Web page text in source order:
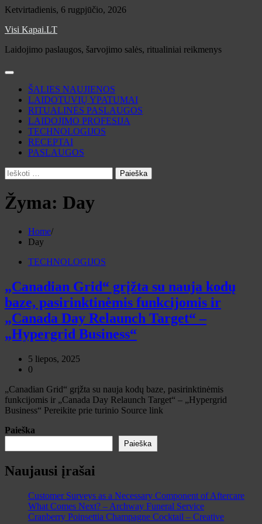
Skip
content
Ketvirtadienis, 6 rugpjūčio, 2026
Visi Kapai.LT
Laidojimo paslaugos, šarvojimo salės, ritualiniai reikmenys
ŠALIES NAUJIENOS
LAIDOTUVIŲ YPATUMAI
RITUALINĖS PASLAUGOS
LAIDOJIMO PROFESIJA
TECHNOLOGIJOS
RECEPTAI
PASLAUGOS
Ieškoti:
Žyma: Day
Home
Day
TECHNOLOGIJOS
„Canadian Grid“ grįžta su nauja kodų
baze, pasirinktinėmis funkcijomis ir
„Canada Day Relaunch Target“ –
„Hypergrid Business“
5 liepos, 2025
0
„Canadian Grid“ grįžta su nauja kodų baze, pasirinktinėmis
funkcijomis ir „Canada Day Relaunch Target“ – „Hypergrid
Business“ Pereikite prie turinio Source link
Paieška
Paieška
Naujausi įrašai
Customer Surveys as a Necessary Component of Aftercare
What Comes Next? – Archway Funeral Service
Cranberry Poinsettia Champagne Cocktail – Creative